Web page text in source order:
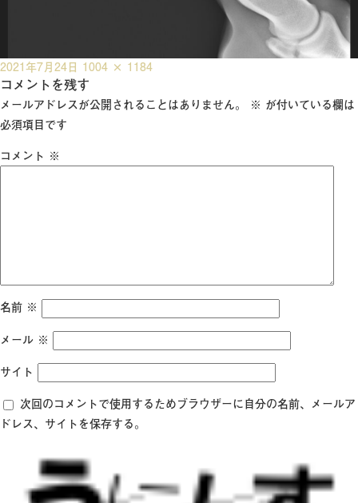
投
稿
日:
2021年7月24日 フ
ル
サ
1004 × 1184
コメントを残す
メールアドレスが公開されることはありません。 ※ が付いている欄は
必須項目です
コメント ※
名前 ※
メール ※
サイト
次回のコメントで使用するためブラウザーに自分の名前、メールア
ドレス、サイトを保存する。